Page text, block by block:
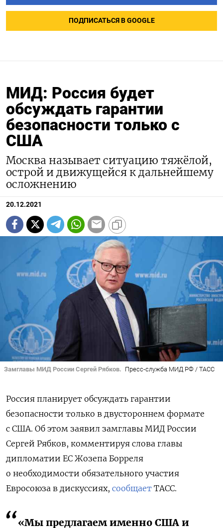
ПОДПИСАТЬСЯ В GOOGLE
МИД: Россия будет
обсуждать гарантии
безопасности только с
США
Москва называет ситуацию тяжёлой,
острой и движущейся к дальнейшему
осложнению
20.12.2021
Замглавы МИД России Сергей Рябков. Пресс-служба МИД РФ / ТАСС
Россия планирует обсуждать гарантии
безопасности только в двустороннем формате
с США. Об этом заявил замглавы МИД России
Сергей Рябков, комментируя слова главы
дипломатии ЕС Жозепа Борреля
о необходимости обязательного участия
Евросоюза в дискуссиях, сообщает ТАСС.
«Мы предлагаем именно США и